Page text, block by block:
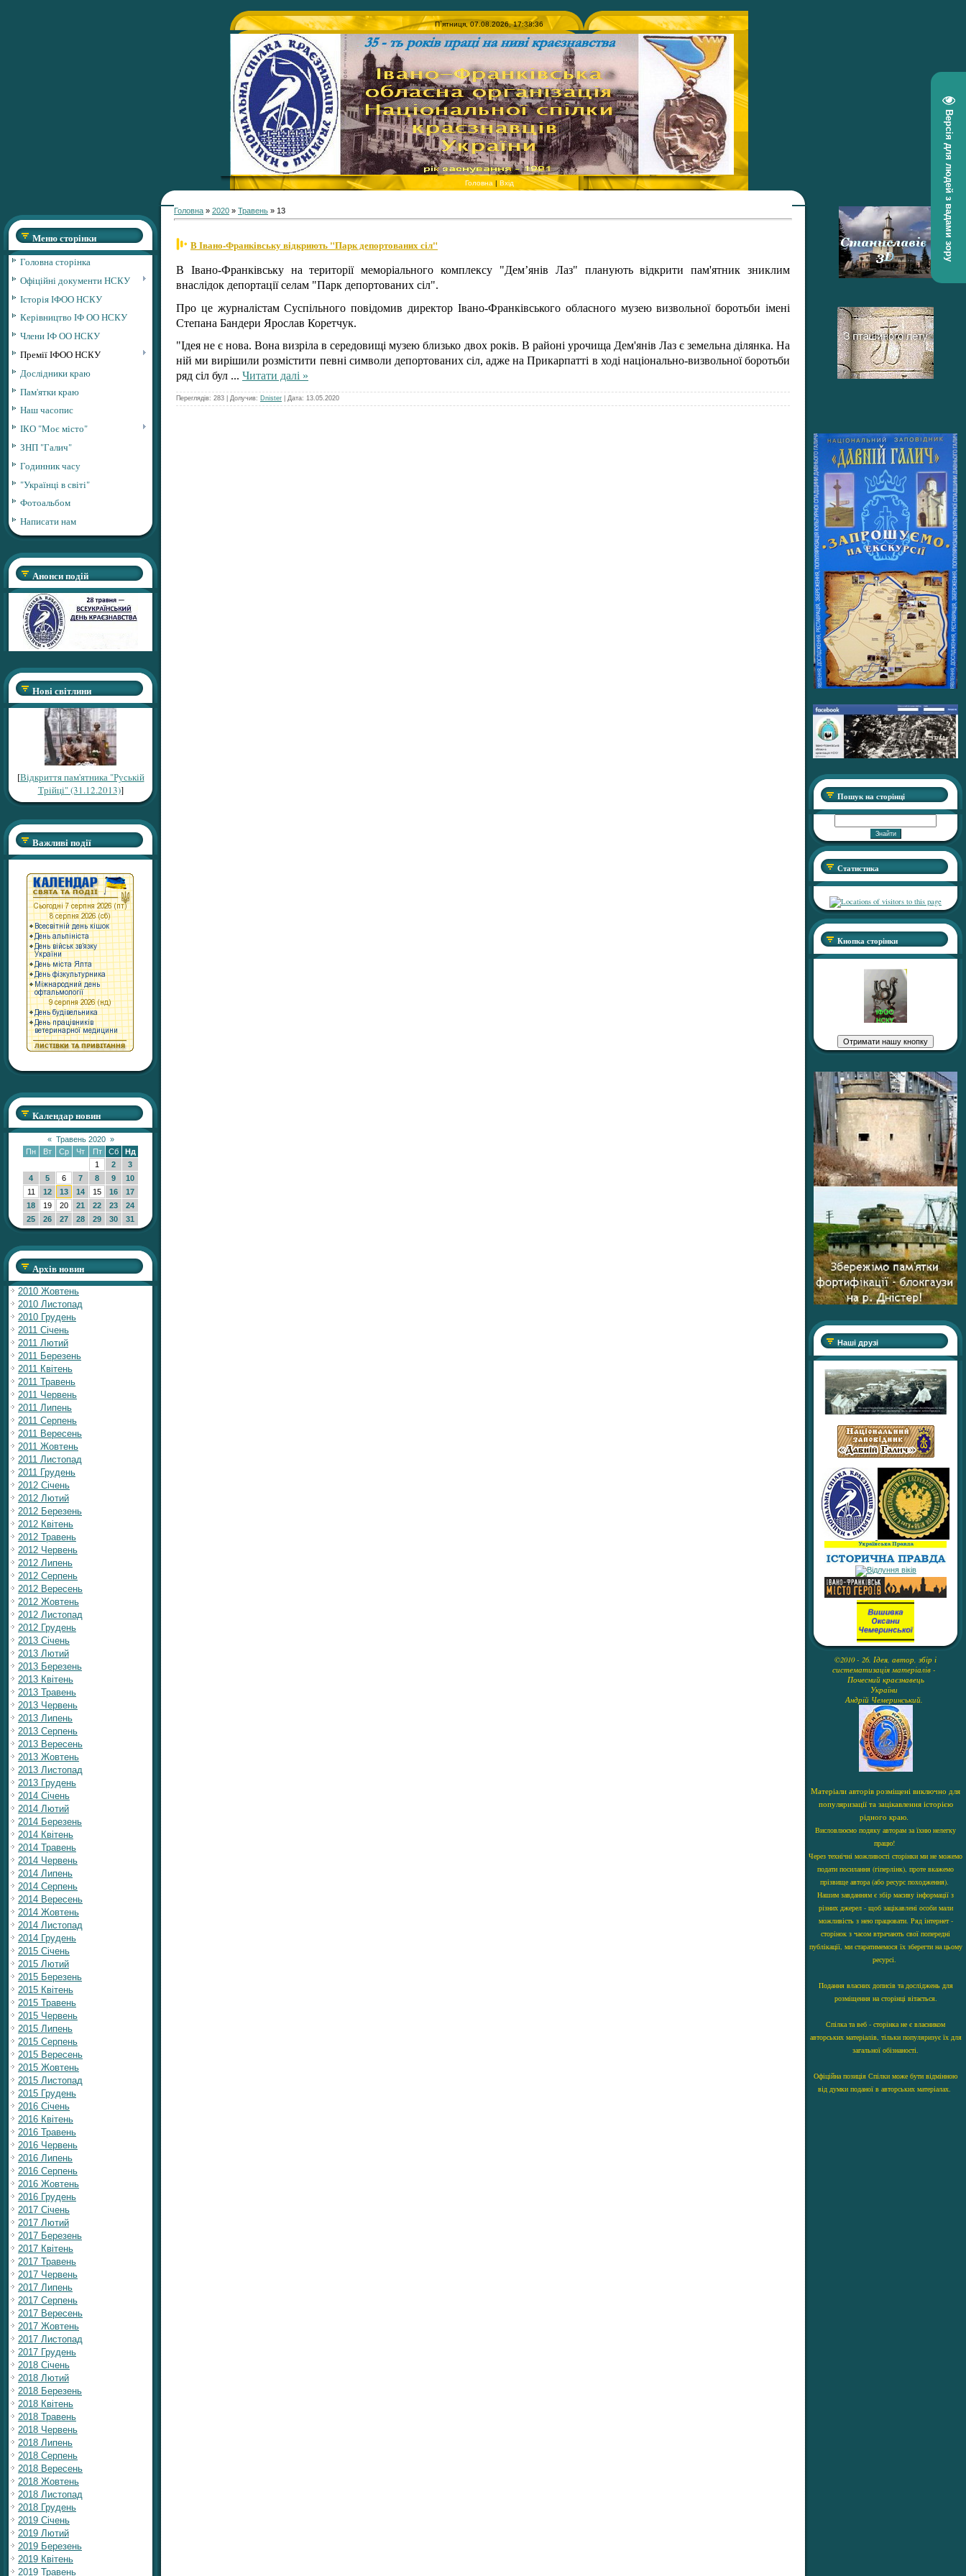
Версія для людей з вадами зору
П`ятниця, 07.08.2026, 17:38:36
Головна | Вхід
Меню сторінки
Головна сторінка
Офіційні документи НСКУ
Історія ІФОО НСКУ
Керівництво ІФ ОО НСКУ
Члени ІФ ОО НСКУ
Премії ІФОО НСКУ
Дослідники краю
Пам'ятки краю
Наш часопис
ІКО "Моє місто"
ЗНП "Галич"
Годинник часу
"Українці в світі"
Фотоальбом
Написати нам
Анонси подій
Нові світлини
[Відкриття пам'ятника "Руській
Трійці" (31.12.2013)]
Важливі події
Календар новин
« Травень 2020 »
Пн
Вт Ср Чт Пт Сб
Нд
1
2
3
4
5 6 7 8 9
10
11
12 13 14 15 16
17
18
19 20 21 22 23
24
25
26 27 28 29 30 31
Архів новин
2010 Жовтень
2010 Листопад
2010 Грудень
2011 Січень
2011 Лютий
2011 Березень
2011 Квітень
2011 Травень
2011 Червень
2011 Липень
2011 Серпень
2011 Вересень
2011 Жовтень
2011 Листопад
2011 Грудень
2012 Січень
2012 Лютий
2012 Березень
2012 Квітень
2012 Травень
2012 Червень
2012 Липень
2012 Серпень
2012 Вересень
2012 Жовтень
2012 Листопад
2012 Грудень
2013 Січень
2013 Лютий
2013 Березень
2013 Квітень
2013 Травень
2013 Червень
2013 Липень
2013 Серпень
2013 Вересень
2013 Жовтень
2013 Листопад
2013 Грудень
2014 Січень
2014 Лютий
2014 Березень
2014 Квітень
2014 Травень
2014 Червень
2014 Липень
2014 Серпень
2014 Вересень
2014 Жовтень
2014 Листопад
2014 Грудень
2015 Січень
2015 Лютий
2015 Березень
2015 Квітень
2015 Травень
2015 Червень
2015 Липень
2015 Серпень
2015 Вересень
2015 Жовтень
2015 Листопад
2015 Грудень
2016 Січень
2016 Квітень
2016 Травень
2016 Червень
2016 Липень
2016 Серпень
2016 Жовтень
2016 Грудень
2017 Січень
2017 Лютий
2017 Березень
2017 Квітень
2017 Травень
2017 Червень
2017 Липень
2017 Серпень
2017 Вересень
2017 Жовтень
2017 Листопад
2017 Грудень
2018 Січень
2018 Лютий
2018 Березень
2018 Квітень
2018 Травень
2018 Червень
2018 Липень
2018 Серпень
2018 Вересень
2018 Жовтень
2018 Листопад
2018 Грудень
2019 Січень
2019 Лютий
2019 Березень
2019 Квітень
2019 Травень
Головна » 2020 » Травень » 13
В Івано-Франківську відкриють "Парк депортованих сіл"
В Івано-Франківську на території меморіального комплексу "Дем’янів Лаз" планують відкрити пам'ятник зниклим
внаслідок депортації селам "Парк депортованих сіл".
Про це журналістам Суспільного повідомив директор Івано-Франківського обласного музею визвольної боротьби імені
Степана Бандери Ярослав Коретчук.
"Ідея не є нова. Вона визріла в середовищі музею близько двох років. В районі урочища Дем'янів Лаз є земельна ділянка. На
ній ми вирішили розмістити певні символи депортованих сіл, адже на Прикарпатті в ході національно-визвольної боротьби
ряд сіл бул ... Читати далі »
Переглядів: 283 | Долучив: Dnister | Дата: 13.05.2020
Пошук на сторінці
Статистика
Кнопка сторінки
Наші друзі
©2010 - 26. Ідея, автор, збір і
систематизація матеріалів -
Почесний краєзнавець
України
Андрій Чемеринський.
Матеріали авторів розміщені виключно для
популяризації та зацікавлення історією
рідного краю.
Висловлюємо подяку авторам за їхню нелегку
працю!
Через технічні можливості сторінки ми не можемо
подати посилання (гіперлінк), проте вкажемо
прізвище автора (або ресурс походження).
Нашим завданням є збір масиву інформації з
різних джерел - щоб зацікавлені особи мали
можливість з нею працювати. Ряд інтернет -
сторінок з часом втрачають свої попередні
публікації, ми старатимемося їх зберегти на цьому
ресурсі.
Подання власних дописів та досліджень для
розміщення на сторінці вітається.
Спілка та веб - сторінка не є власником
авторських матеріалів, тільки популяризує їх для
загальної обізнаності.
Офіційна позиція Спілки може бути відмінною
від думки поданої в авторських матеріалах.